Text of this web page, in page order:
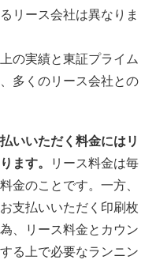
リース会社は異なりま
の実績と東証プライム
多くのリース会社との
いいただく料金にはリ
ます。
リース料金は毎
金のことです。一方、
支払いいただく印刷枚
、リース料金とカウン
る上で必要なランニン